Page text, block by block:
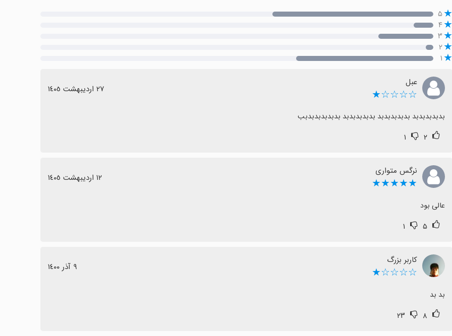
۵
۴
۳
۲
۱
عبل
☆☆☆☆★ ٢٧ اردیبهشت ١٤٠٥
بدبدبدبدبد بدبدبدبدبد بدبدبدبدبد بدبدبدبدبدبب
۲ ۱
نرگس متواری
★★★★★ ١٢ اردیبهشت ١٤٠٥
عالی بود
۵ ۱
کاربر بزرگ
☆☆☆☆★ ٩ آذر ١٤٠٠
بد بد
۸ ۲۳